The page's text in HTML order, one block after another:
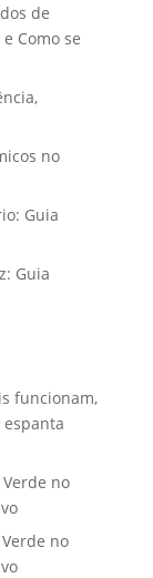
de
Como se
no
Guia
Guia
funcionam,
no
no